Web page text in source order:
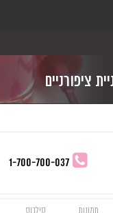
ציפורניים
1-700-700-037
תמונות סילבוס